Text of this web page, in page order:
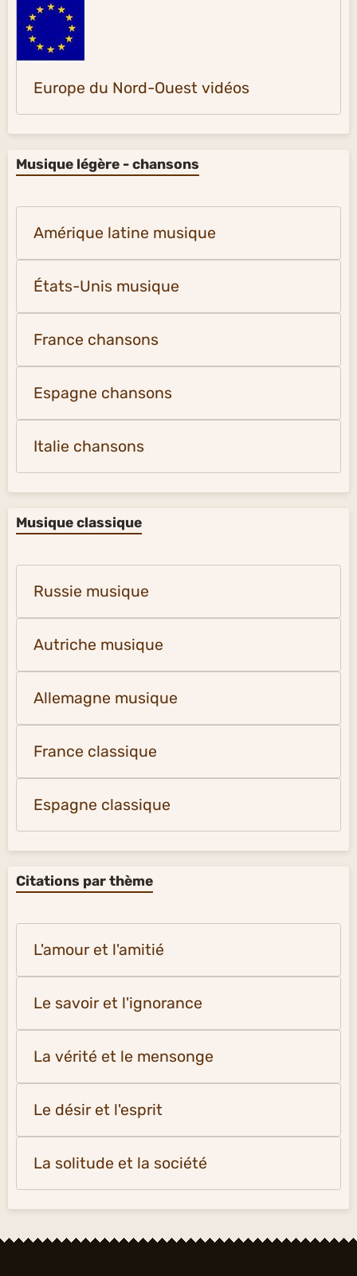
Europe du Nord-Ouest vidéos
Musique légère - chansons
Amérique latine musique
États-Unis musique
France chansons
Espagne chansons
Italie chansons
Musique classique
Russie musique
Autriche musique
Allemagne musique
France classique
Espagne classique
Citations par thème
L'amour et l'amitié
Le savoir et l'ignorance
La vérité et le mensonge
Le désir et l'esprit
La solitude et la société